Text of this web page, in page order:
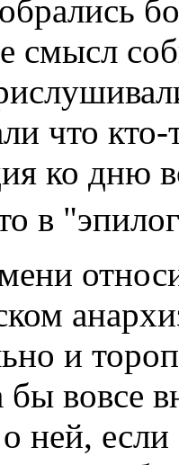
смысл
что кто-
ко дню
в
и
бы вовсе
ней,